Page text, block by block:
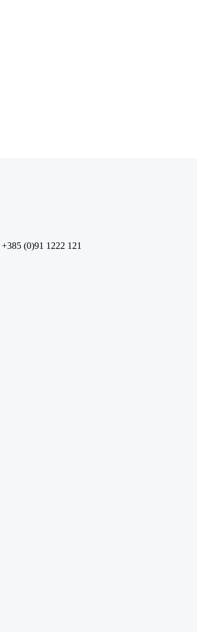
+385 (0)91 1222 121